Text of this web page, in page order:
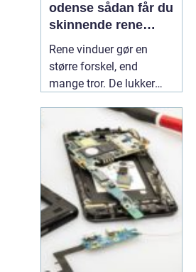
odense sådan får du
skinnende rene
ruder året rundt
Rene vinduer gør en
større forskel, end
mange tror. De lukker
erhvervsbygninger til at
fremstå velholdte og
giver et bedre indeklima.
Flere boligejere og
virksomheder vælger
derfor at bruge en
professionel01 July
2026